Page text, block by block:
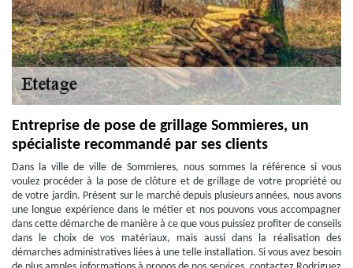
Entreprise de pose de grillage Sommieres, un
spécialiste recommandé par ses clients
Dans la ville de ville de Sommieres, nous sommes la référence si vous
voulez procéder à la pose de clôture et de grillage de votre propriété ou
de votre jardin. Présent sur le marché depuis plusieurs années, nous avons
une longue expérience dans le métier et nos pouvons vous accompagner
dans cette démarche de manière à ce que vous puissiez profiter de conseils
dans le choix de vos matériaux, mais aussi dans la réalisation des
démarches administratives liées à une telle installation. Si vous avez besoin